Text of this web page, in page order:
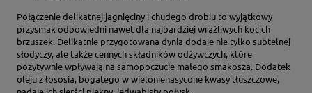
Połączenie delikatnej jagnięciny i chudego drobiu to wyjątkowy
przysmak odpowiedni nawet dla najbardziej wrażliwych kocich
brzuszek. Delikatnie przygotowana dynia dodaje nie tylko subtelnej
słodyczy, ale także cennych składników odżywczych, które
pozytywnie wpływają na samopoczucie małego smakosza. Dodatek
oleju z łososia, bogatego w wielonienasycone kwasy tłuszczowe,